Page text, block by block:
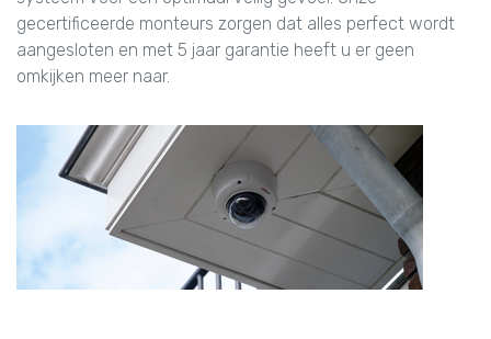
gecertificeerde monteurs zorgen dat alles perfect wordt
aangesloten en met 5 jaar garantie heeft u er geen
omkijken meer naar.